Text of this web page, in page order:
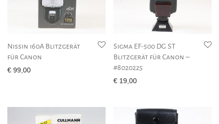
Nissin i60A Blitzgerät
für Canon
€ 99,00
Sigma EF-500 DG ST
Blitzgerät für Canon –
#8020225
€ 19,00